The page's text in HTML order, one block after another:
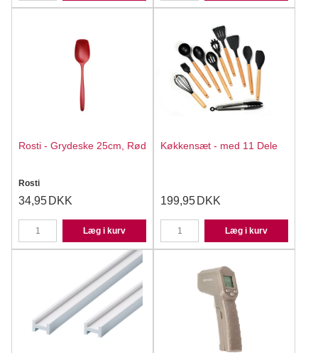
Rosti - Grydeske 25cm, Rød
Rosti
34,95 DKK
Læg i kurv
Køkkensæt - med 11 Dele
199,95 DKK
Læg i kurv